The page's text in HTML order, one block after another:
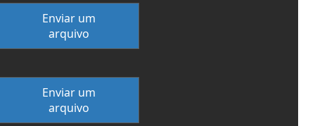
Enviar um
arquivo
Enviar um
arquivo